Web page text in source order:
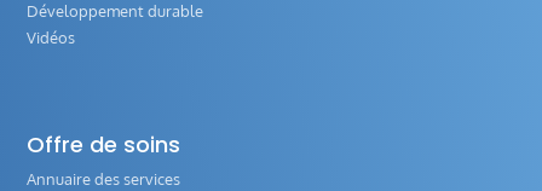
Développement durable
Vidéos
Offre de soins
Annuaire des services